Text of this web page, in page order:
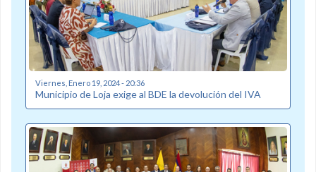
Viernes, Enero 19, 2024 - 20:36
Municipio de Loja exige al BDE la devolución del IVA